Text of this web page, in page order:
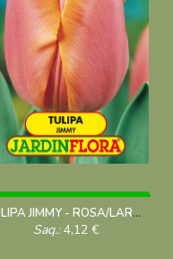
TULIPA JIMMY - ROSA/LARANJA S/5
Saq.:4,12 €